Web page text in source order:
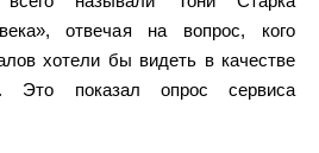
отвечая на вопрос, кого
хотели бы видеть в качестве
Это показал опрос сервиса